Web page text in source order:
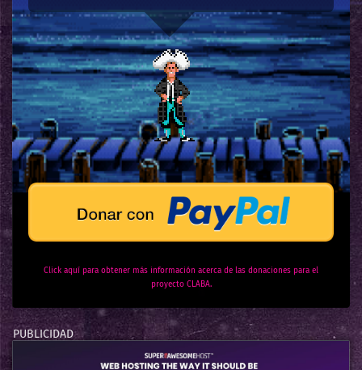
Click aquí para obtener más información acerca de las donaciones para el
proyecto CLABA.